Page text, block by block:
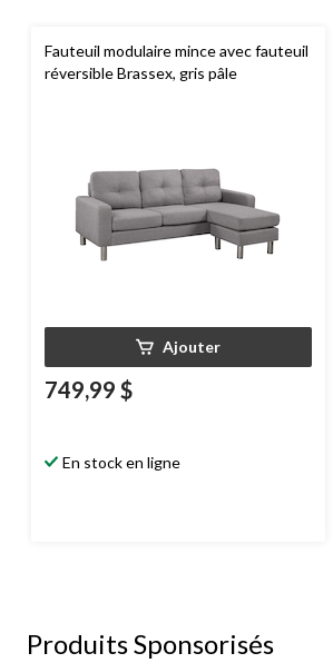
Fauteuil modulaire mince avec fauteuil
réversible Brassex, gris pâle
Ajouter
749,99 $
En stock en ligne
Produits Sponsorisés